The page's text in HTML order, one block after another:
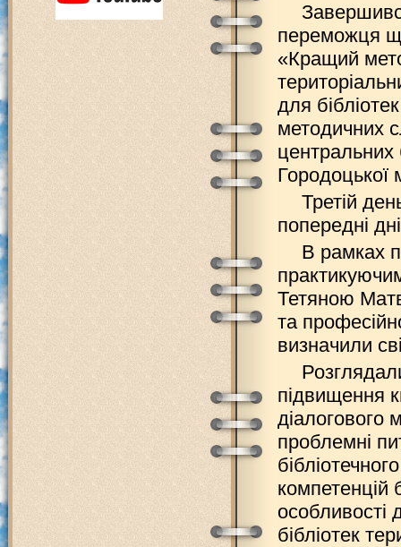
переможця
«Кращий
для
методичних
центральних
Городоцької
Третій
попередні
В рамках
Тетяною
та
визначили
підвищення
діалогового
проблемні
компетенцій
особливості
бібліотек